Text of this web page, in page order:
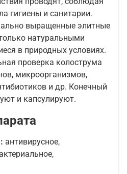
гигиены и санитарии.
выращенные элитные
натуральными
в природных условиях.
проверка колострума
микроорганизмов,
и др. Конечный
и капсулируют.
антивирусное,